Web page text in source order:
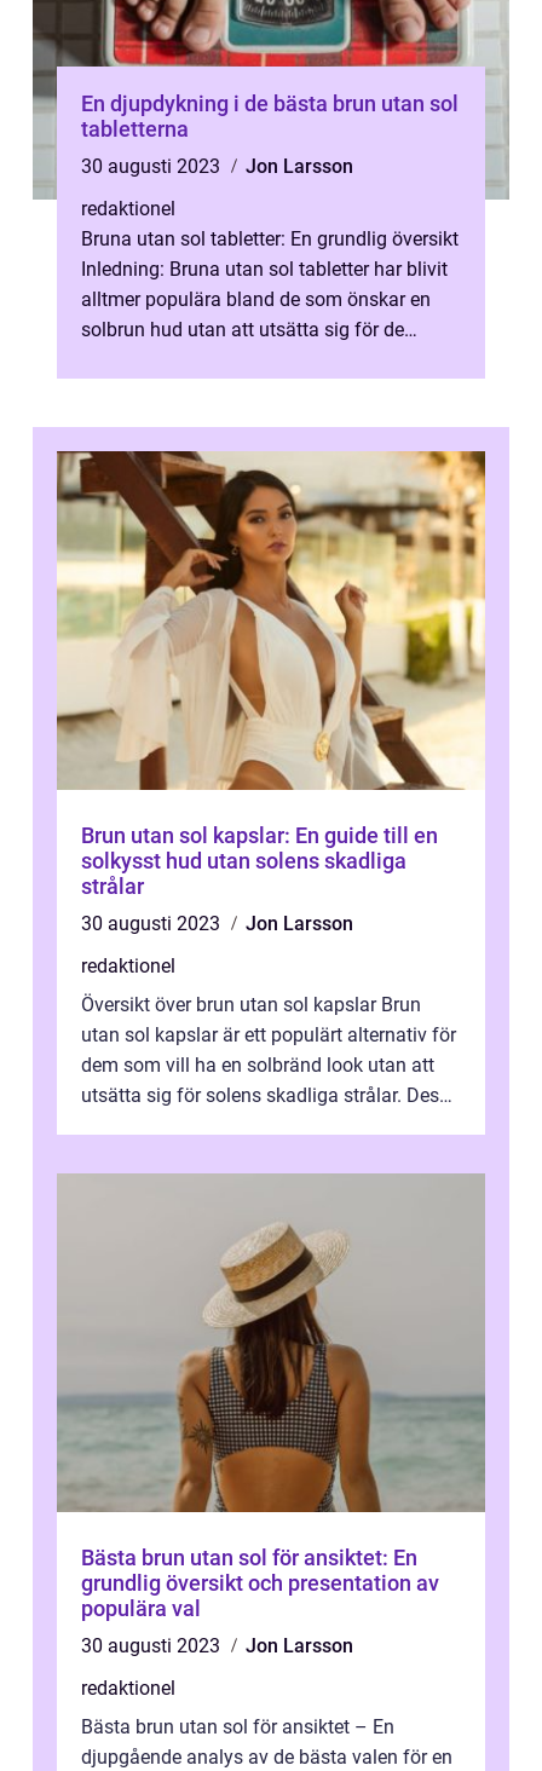
En djupdykning i de bästa brun utan sol
tabletterna
30 augusti 2023
Jon Larsson
redaktionel
Bruna utan sol tabletter: En grundlig översikt
Inledning: Bruna utan sol tabletter har blivit
alltmer populära bland de som önskar en
solbrun hud utan att utsätta sig för de
Brun utan sol kapslar: En guide till en
solkysst hud utan solens skadliga
strålar
30 augusti 2023
Jon Larsson
redaktionel
Översikt över brun utan sol kapslar Brun
utan sol kapslar är ett populärt alternativ för
dem som vill ha en solbränd look utan att
utsätta sig för solens skadliga strålar. Dessa
Bästa brun utan sol för ansiktet: En
grundlig översikt och presentation av
populära val
30 augusti 2023
Jon Larsson
redaktionel
Bästa brun utan sol för ansiktet – En
djupgående analys av de bästa valen för en